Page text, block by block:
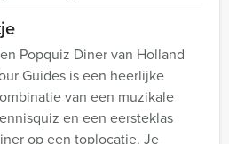
Popquiz Diner van Holland
Guides is een heerlijke
van een muzikale
en een eersteklas
op een toplocatie. Je